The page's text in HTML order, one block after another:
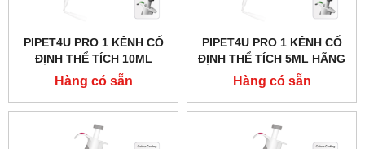
PIPET4U PRO 1 KÊNH CỐ
ĐỊNH THỂ TÍCH 10ML
HÃNG AHN - ĐỨC
Hàng có sẵn
PIPET4U PRO 1 KÊNH CỐ
ĐỊNH THỂ TÍCH 5ML HÃNG
AHN - ĐỨC
Hàng có sẵn